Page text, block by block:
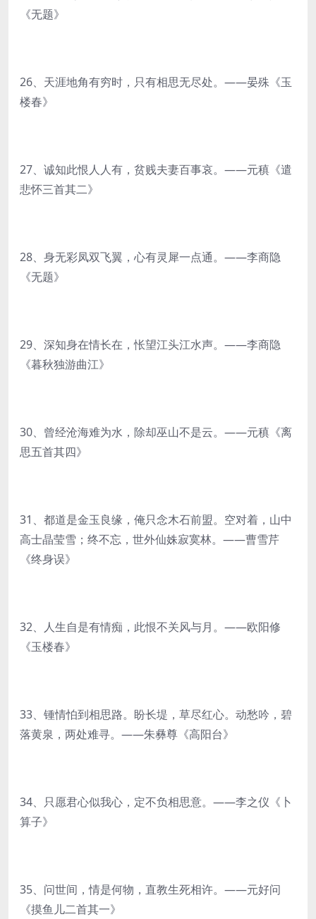
《无题》
26、天涯地角有穷时，只有相思无尽处。——晏殊《玉
楼春》
27、诚知此恨人人有，贫贱夫妻百事哀。——元稹《遣
悲怀三首其二》
28、身无彩凤双飞翼，心有灵犀一点通。——李商隐
《无题》
29、深知身在情长在，怅望江头江水声。——李商隐
《暮秋独游曲江》
30、曾经沧海难为水，除却巫山不是云。——元稹《离
思五首其四》
31、都道是金玉良缘，俺只念木石前盟。空对着，山中
高士晶莹雪；终不忘，世外仙姝寂寞林。——曹雪芹
《终身误》
32、人生自是有情痴，此恨不关风与月。——欧阳修
《玉楼春》
33、锺情怕到相思路。盼长堤，草尽红心。动愁吟，碧
落黄泉，两处难寻。——朱彝尊《高阳台》
34、只愿君心似我心，定不负相思意。——李之仪《卜
算子》
35、问世间，情是何物，直教生死相许。——元好问
《摸鱼儿二首其一》